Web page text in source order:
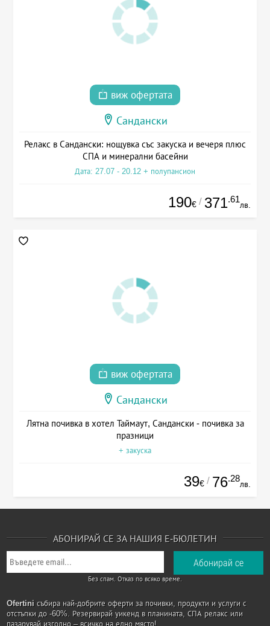
виж офертата
Сандански
Релакс в Сандански: нощувка със закуска и вечеря плюс
СПА и минерални басейни
Дата: 27.07 - 20.12 + полупансион
190€ / 371.61
лв.
виж офертата
Сандански
Лятна почивка в хотел Таймаут, Сандански - почивка за
празници
+ закуска
39€ / 76.28
лв.
АБОНИРАЙ СЕ ЗА НАШИЯ Е-БЮЛЕТИН
Без спам. Отказ по всяко време.
Ofertini събира най-добрите оферти за почивки, продукти и услуги с
отстъпки до -60%. Резервирай уикенд в планината, СПА релакс или
пазарувай изгодно – всичко на едно място!